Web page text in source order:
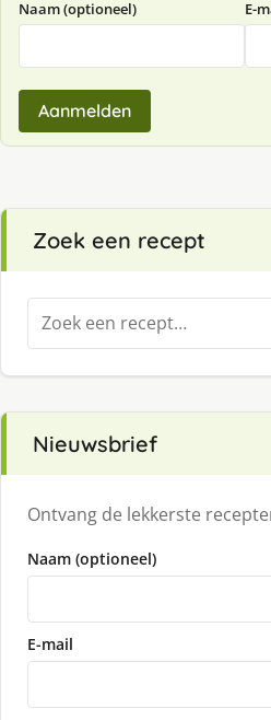
Naam (optioneel) E-
Aanmelden
Zoek een recept
Zoeken
naar:
Nieuwsbrief
Ontvang de lekkerste
Naam (optioneel)
E-mail